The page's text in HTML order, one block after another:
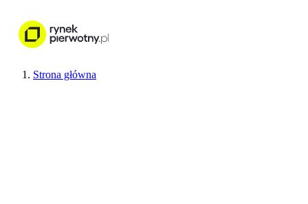
Nieruchomości
Strona główna